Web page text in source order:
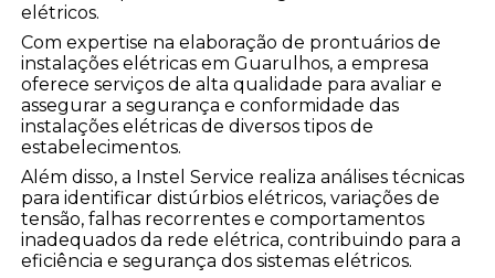
elétricos.
Com expertise na elaboração de prontuários de
instalações elétricas em Guarulhos, a empresa
oferece serviços de alta qualidade para avaliar e
assegurar a segurança e conformidade das
instalações elétricas de diversos tipos de
estabelecimentos.
Além disso, a Instel Service realiza análises técnicas
para identificar distúrbios elétricos, variações de
tensão, falhas recorrentes e comportamentos
inadequados da rede elétrica, contribuindo para a
eficiência e segurança dos sistemas elétricos.